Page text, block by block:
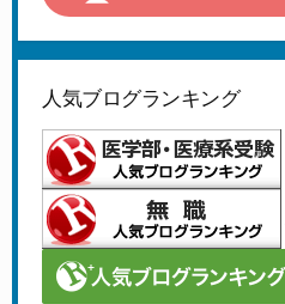
人気ブログランキング